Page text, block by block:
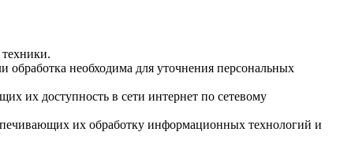
необходима для уточнения персональных
их доступность в сети интернет по сетевому
их обработку информационных технологий и